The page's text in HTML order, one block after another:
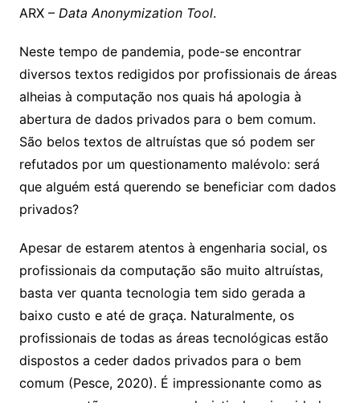
ARX – Data Anonymization Tool.
Neste tempo de pandemia, pode-se encontrar
diversos textos redigidos por profissionais de áreas
alheias à computação nos quais há apologia à
abertura de dados privados para o bem comum.
São belos textos de altruístas que só podem ser
refutados por um questionamento malévolo: será
que alguém está querendo se beneficiar com dados
privados?
Apesar de estarem atentos à engenharia social, os
profissionais da computação são muito altruístas,
basta ver quanta tecnologia tem sido gerada a
baixo custo e até de graça. Naturalmente, os
profissionais de todas as áreas tecnológicas estão
dispostos a ceder dados privados para o bem
comum (Pesce, 2020). É impressionante como as